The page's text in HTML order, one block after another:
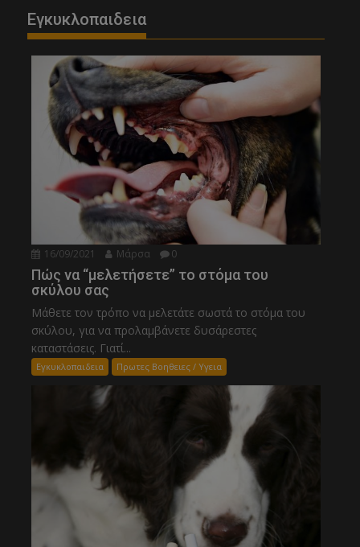
Εγκυκλοπαιδεια
16/09/2021 Μάρσα 0
Πώς να “μελετήσετε” το στόμα του
σκύλου σας
Μάθετε τον τρόπο να μελετάτε σωστά το στόμα του
σκύλου, για να προλαμβάνετε δυσάρεστες
καταστάσεις. Γιατί...
Εγκυκλοπαιδεια Πρωτες Βοηθειες / Υγεια